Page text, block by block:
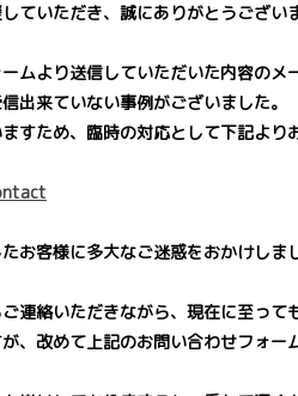
ていただき、誠にありがとうござい
ムより送信していただいた内容のメ
出来ていない事例がございました。
すため、臨時の対応として下記より
お客様に多大なご迷惑をおかけしま
連絡いただきながら、現在に至って
、改めて上記のお問い合わせフォー